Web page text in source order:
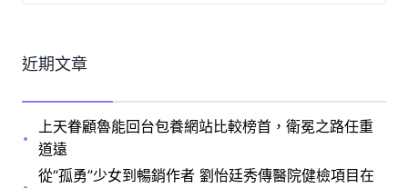
近期文章
上天眷顧魯能回台包養網站比較榜首，衛冕之路任重
道遠
從“孤勇”少女到暢銷作者 劉怡廷秀傳醫院健檢項目在